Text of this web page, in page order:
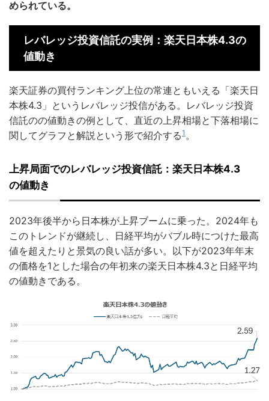
められている。
レバレッジ投資信託の実例：楽天日本株4.3の
値動き
楽天証券の買付ランキング上位の常連ともいえる「楽天日
本株4.3」というレバレッジ投信がある。レバレッジ投資
信託のの値動きの例として、直近の上昇相場と下落相場に
関してグラフと解説という形で紹介する1 。
上昇局面でのレバレッジ投資信託：楽天日本株4.3
の値動き
2023年後半から日本株が上昇ブームに乗った。2024年も
このトレンドが継続し、日経平均がバブル時につけた最高
値を超えたりと景気の良い話が多い。以下が2023年年末
の価格を1とした場合の年初来の楽天日本株4.3と日経平均
の値動きである。